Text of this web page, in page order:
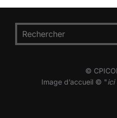
RECHERCHER
©
Image d’accueil © "ici